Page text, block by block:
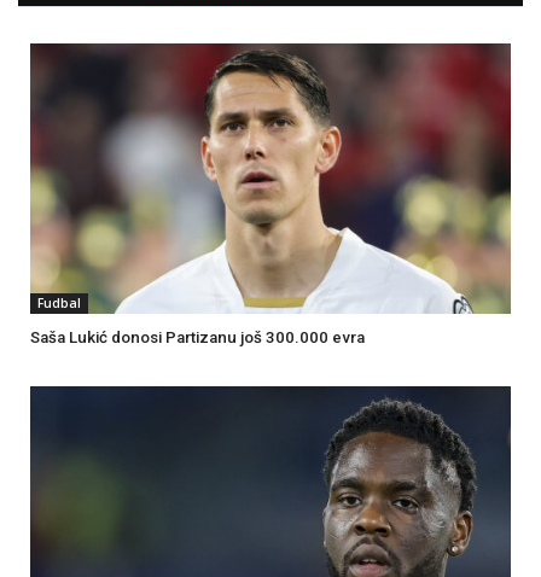
Fudbal
Saša Lukić donosi Partizanu još 300.000 evra